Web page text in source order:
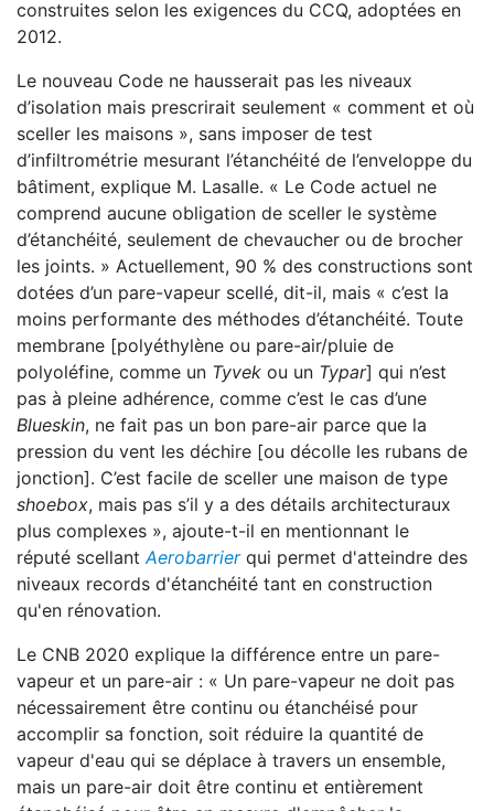
construites selon les exigences du CCQ, adoptées en
2012.
Le nouveau Code ne hausserait pas les niveaux
d’isolation mais prescrirait seulement « comment et où
sceller les maisons », sans imposer de test
d’infiltrométrie mesurant l’étanchéité de l’enveloppe du
bâtiment, explique M. Lasalle. « Le Code actuel ne
comprend aucune obligation de sceller le système
d’étanchéité, seulement de chevaucher ou de brocher
les joints. » Actuellement, 90 % des constructions sont
dotées d’un pare-vapeur scellé, dit-il, mais « c’est la
moins performante des méthodes d’étanchéité. Toute
membrane [polyéthylène ou pare-air/pluie de
polyoléfine, comme un Tyvek ou un Typar] qui n’est
pas à pleine adhérence, comme c’est le cas d’une
Blueskin, ne fait pas un bon pare-air parce que la
pression du vent les déchire [ou décolle les rubans de
jonction]. C’est facile de sceller une maison de type
shoebox, mais pas s’il y a des détails architecturaux
plus complexes », ajoute-t-il en mentionnant le
réputé scellantAerobarrier qui permet d'atteindre des
niveaux records d'étanchéité tant en construction
qu'en rénovation.
Le CNB 2020 explique la différence entre un pare-
vapeur et un pare-air : « Un pare-vapeur ne doit pas
nécessairement être continu ou étanchéisé pour
accomplir sa fonction, soit réduire la quantité de
vapeur d'eau qui se déplace à travers un ensemble,
mais un pare-air doit être continu et entièrement